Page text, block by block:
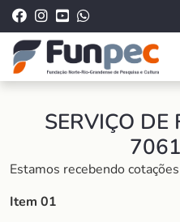
SERVIÇO DE
Estamos recebendo
Item 01